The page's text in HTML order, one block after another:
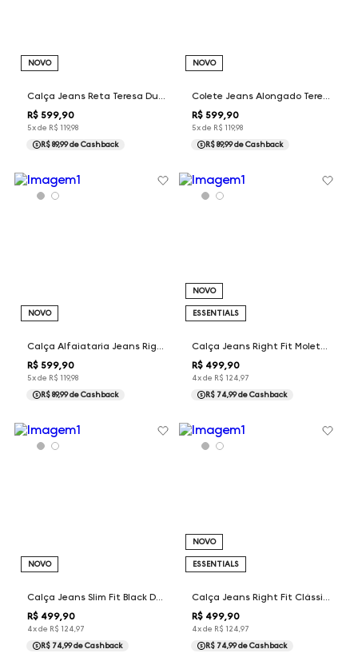
R$ 599 90
5x de R$ 119,98
NOVO
R$ 89,99de Cashback
R$ 599 90
5x de R$ 119,98
NOVO
R$ 89,99de Cashback
Calça Alfaiataria Jeans Right Fit Dudalina Masculina
R$ 599,90
5x de R$ 119,98
NOVO
R$ 89,99de Cashback
Calça Jeans Right Fit Moletom Dudalina Masculina
R$ 499,90
4x de R$ 124,97
NOVO
ESSENTIALS
R$ 74,99de Cashback
R$ 499 90
4x de R$ 124,97
NOVO
R$ 74,99de Cashback
R$ 499 90
4x de R$ 124,97
NOVO
ESSENTIALS
R$ 74,99de Cashback